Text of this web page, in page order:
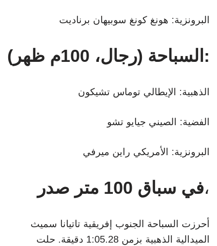
البرونزية: هونغ كونغ سوبيهان برناديت
السباحة (رجال، 100م ظهر):
الذهبية: الإيطالي توماس تشيكون
الفضية: الصيني جيايو تشو
البرونزية: الأمريكي راين ميرفي
في سباق 100 متر صدر،
أحرزت السباحة الجنوب إفريقية تاتيانا سميث
الميدالية الذهبية بزمن 1:05.28 دقيقة. حلت